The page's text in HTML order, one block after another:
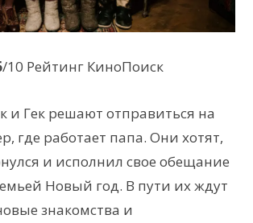
/10 Рейтинг КиноПоиск
и Гек решают отправиться на
где работает папа. Они хотят,
и исполнил свое обещание
Новый год. В пути их ждут
знакомства и